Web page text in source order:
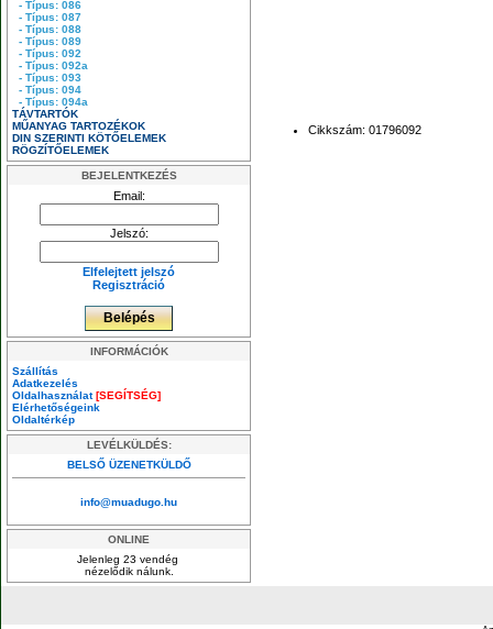
- Típus: 086
- Típus: 087
- Típus: 088
- Típus: 089
- Típus: 092
- Típus: 092a
- Típus: 093
- Típus: 094
- Típus: 094a
TÁVTARTÓK
MŰANYAG TARTOZÉKOK
DIN SZERINTI KÖTŐELEMEK
RÖGZÍTŐELEMEK
BEJELENTKEZÉS
Email:
Jelszó:
Elfelejtett jelszó
Regisztráció
INFORMÁCIÓK
Szállítás
Adatkezelés
Oldalhasználat[SEGÍTSÉG]
Elérhetőségeink
Oldaltérkép
LEVÉLKÜLDÉS:
BELSŐ ÜZENETKÜLDŐ
info@muadugo.hu
ONLINE
Jelenleg 23 vendég
nézelődik nálunk.
Cikkszám: 01796092